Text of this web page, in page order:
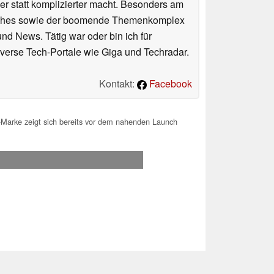
statt komplizierter macht. Besonders am
sowie der boomende Themenkomplex
News. Tätig war oder bin ich für
Tech-Portale wie Giga und Techradar.
Kontakt:
Facebook
zeigt sich bereits vor dem nahenden Launch